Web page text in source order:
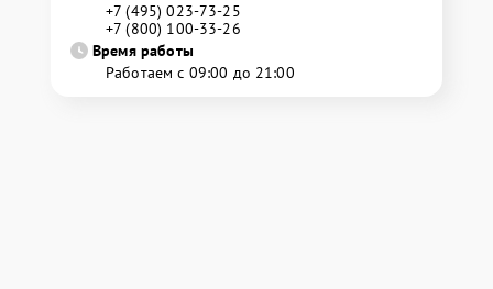
+7 (495) 023-73-25
+7 (800) 100-33-26
Время работы
Работаем с 09:00 до 21:00